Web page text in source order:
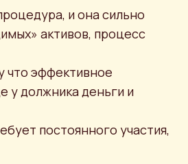
и она сильно
активов, процесс
что эффективное
у должника деньги и
постоянного участия,